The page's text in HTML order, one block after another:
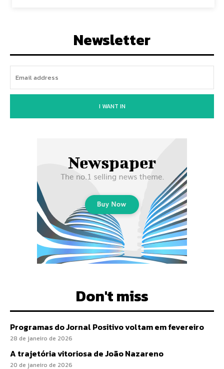
Newsletter
I WANT IN
Don't miss
Programas do Jornal Positivo voltam em fevereiro
28 de janeiro de 2026
A trajetória vitoriosa de João Nazareno
20 de janeiro de 2026